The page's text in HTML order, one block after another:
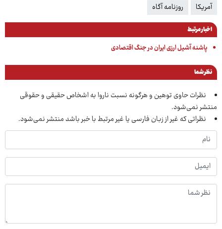
آمریکا
روزنامه آگاه
اخبار مرتبط
پاشنه آشیل ارزی ایران در جنگ اقتصادی
نظر شما
نظرات حاوی توهین و هرگونه نسبت ناروا به اشخاص حقیقی و حقوقی
منتشر نمی‌شود.
نظراتی که غیر از زبان فارسی یا غیر مرتبط با خبر باشد منتشر نمی‌شود.